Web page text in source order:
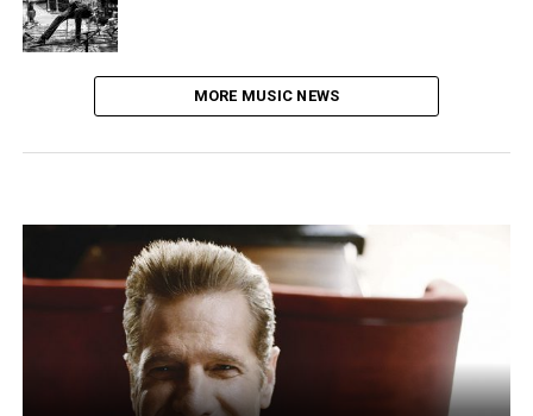
MORE MUSIC NEWS